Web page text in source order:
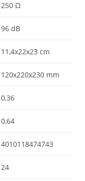
250 Ω
96 dB
11,4x22x23 cm
120x220x230 mm
0,36
0,64
4010118474743
24